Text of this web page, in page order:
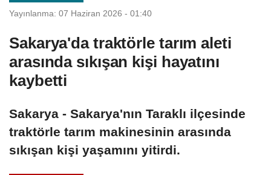
Yayınlanma: 07 Haziran 2026 - 01:40
Sakarya'da traktörle tarım aleti
arasında sıkışan kişi hayatını
kaybetti
Sakarya - Sakarya'nın Taraklı ilçesinde
traktörle tarım makinesinin arasında
sıkışan kişi yaşamını yitirdi.